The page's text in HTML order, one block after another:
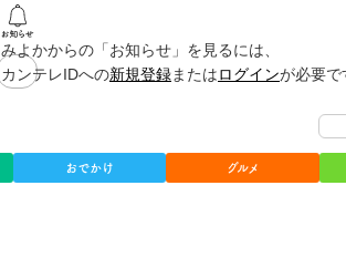
みよかからの「お知らせ」を見るには、
カンテレIDへの新規登録またはログインが必要
おでかけ グルメ